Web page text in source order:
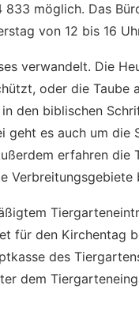
möglich. Das
von 12 bis 16
verwandelt. Die
oder die Taube
den biblischen
geht es auch um
erfahren die
für den Kirchentag
des
dem